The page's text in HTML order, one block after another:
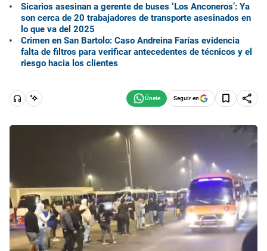
Sicarios asesinan a gerente de buses ‘Los Anconeros’: Ya
son cerca de 20 trabajadores de transporte asesinados en
lo que va del 2025
Crimen en San Bartolo: Caso Andreina Farías evidencia
falta de filtros para verificar antecedentes de técnicos y el
riesgo hacia los clientes
Seguir en